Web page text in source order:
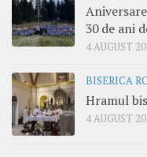
30 de ani
4 AUGUST
BISERICA
Hramul
4 AUGUST